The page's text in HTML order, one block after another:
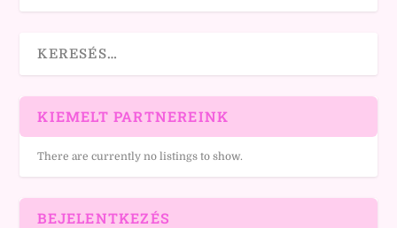
KIEMELT PARTNEREINK
There are currently no listings to show.
BEJELENTKEZÉS